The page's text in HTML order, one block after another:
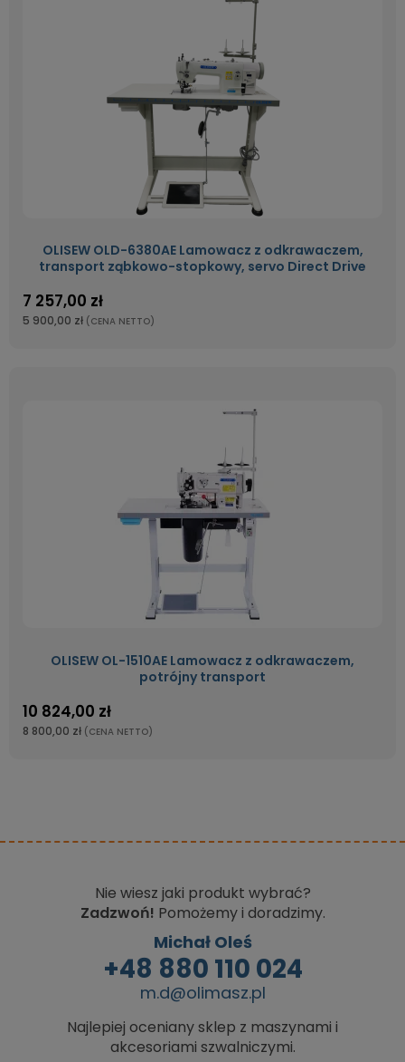
OLISEW OLD-6380AE Lamowacz z odkrawaczem,
transport ząbkowo-stopkowy, servo Direct Drive
7 257,00 zł
5 900,00 zł (CENA NETTO)
OLISEW OL-1510AE Lamowacz z odkrawaczem,
potrójny transport
10 824,00 zł
8 800,00 zł (CENA NETTO)
Nie wiesz jaki produkt wybrać?
Zadzwoń! Pomożemy i doradzimy.
Michał Oleś
+48 880 110 024
m.d@olimasz.pl
Najlepiej oceniany sklep z maszynami i
akcesoriami szwalniczymi.